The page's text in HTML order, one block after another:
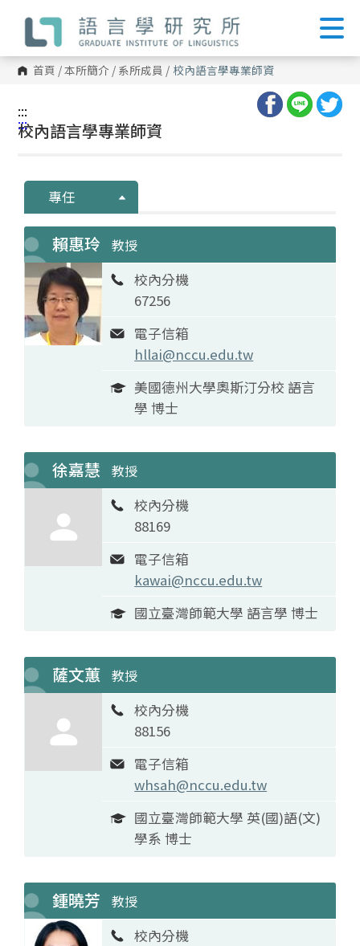
內
容 首頁 /本所簡介 / 系所成員 / 校內語言學專業師資
:::
:::
校內語言學專業師資
專任
賴惠玲 教授
校內分機
67256
電子信箱
hllai@nccu.edu.tw
美國德州大學奧斯汀分校 語言
學 博士
徐嘉慧 教授
校內分機
88169
電子信箱
kawai@nccu.edu.tw
國立臺灣師範大學 語言學 博士
薩文蕙 教授
校內分機
88156
電子信箱
whsah@nccu.edu.tw
國立臺灣師範大學 英(國)語(文)
學系 博士
鍾曉芳 教授
校內分機